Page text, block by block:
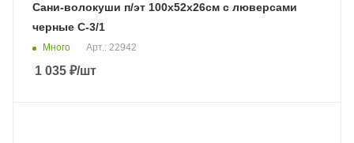
Сани-волокуши п/эт 100х52х26см с люверсами
черные С-3/1
Много Арт.: 22942
1 035 ₽/шт